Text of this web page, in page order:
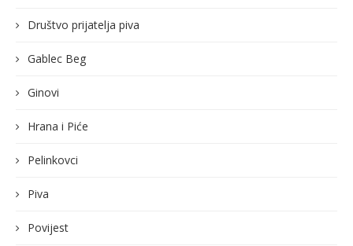
Društvo prijatelja piva
Gablec Beg
Ginovi
Hrana i Piće
Pelinkovci
Piva
Povijest